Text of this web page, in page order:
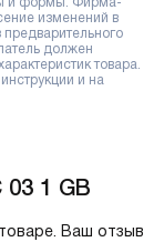
изменений в
должен
товара.
и на
1 GB
Ваш отзыв